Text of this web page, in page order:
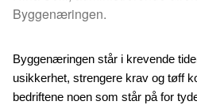
Byggenæringen.
Byggenæringen står i krevende
usikkerhet, strengere krav og tøff
bedriftene noen som står på for